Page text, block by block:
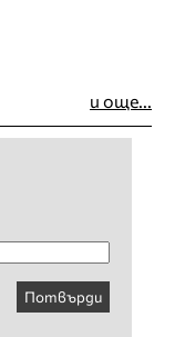
и още...
Потвърди